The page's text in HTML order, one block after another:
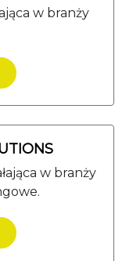
w branży
w branży